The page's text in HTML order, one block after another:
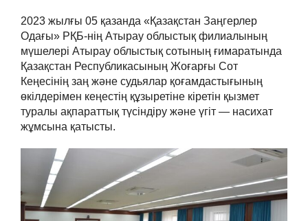
2023 жылғы 05 қазанда «Қазақстан Заңгерлер
Одағы» РҚБ-нің Атырау облыстық филиалының
мүшелері Атырау облыстық сотының ғимаратында
Қазақстан Республикасының Жоғарғы Сот
Кеңесінің заң және судьялар қоғамдастығының
өкілдерімен кеңестің құзыретіне кіретін қызмет
туралы ақпараттық түсіндіру және үгіт — насихат
жұмсына қатысты.